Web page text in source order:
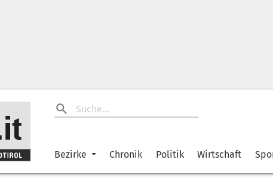
Bezirke Chronik Politik Wirtschaft